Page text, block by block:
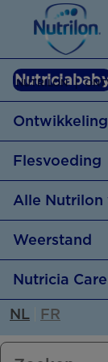
Ontwikkeling
Flesvoeding
Flesvoeding
Baby weigert
Flesvoeding
Alle Nutrilon
Weerstand
Weerstand
Nutricia
NL FR
NUTRILON